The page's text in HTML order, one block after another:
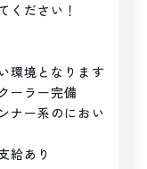
ください！
環境となります
ーラー完備
ナー系のにおい
給あり